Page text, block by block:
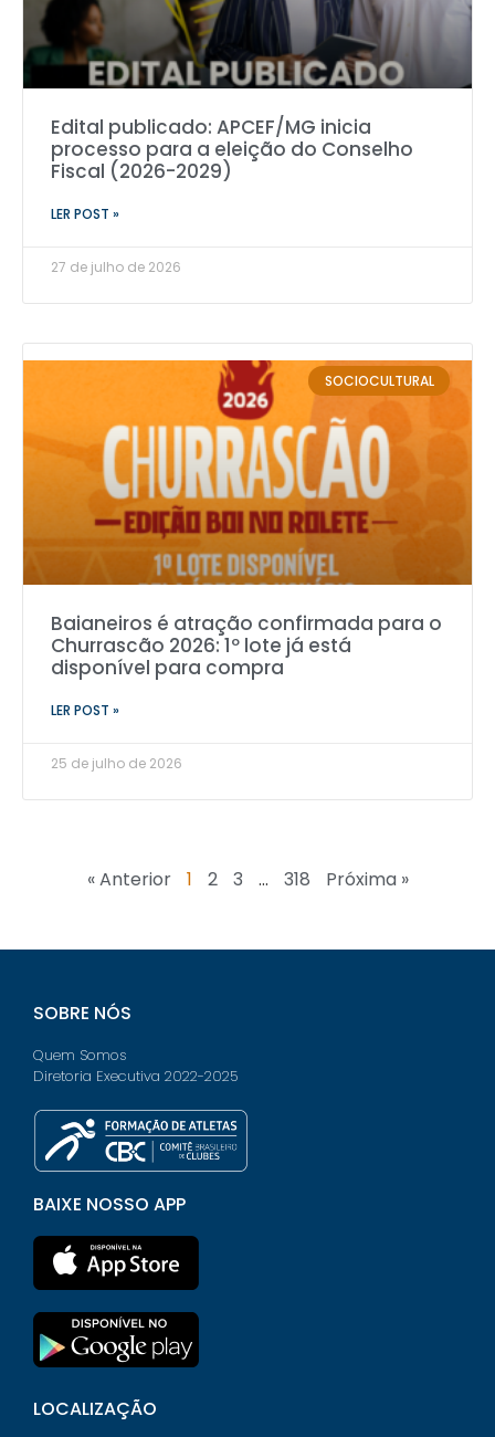
Edital publicado: APCEF/MG inicia
processo para a eleição do Conselho
Fiscal (2026-2029)
LER POST »
27 de julho de 2026
SOCIOCULTURAL
Baianeiros é atração confirmada para o
Churrascão 2026: 1º lote já está
disponível para compra
LER POST »
25 de julho de 2026
« Anterior 1 2 3 … 318 Próxima »
SOBRE NÓS
Quem Somos
Diretoria Executiva 2022-2025
BAIXE NOSSO APP
LOCALIZAÇÃO